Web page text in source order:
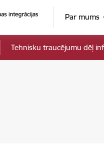
Par mums
Tehnisku traucējumu dēļ